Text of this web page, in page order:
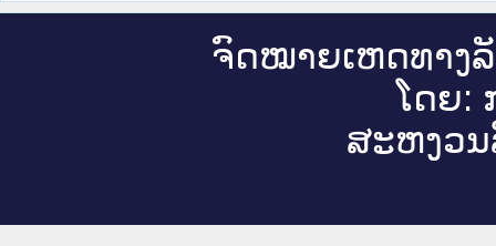
ຈົດ​ໝາຍ​ເຫດ​ທາງ​
ໂດຍ:
ສະ​ຫງວນ​